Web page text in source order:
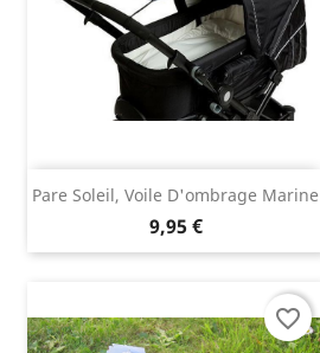
Pare Soleil, Voile D'ombrage Marine
9,95 €
favorite_border